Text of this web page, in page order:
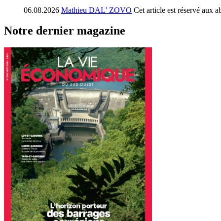
06.08.2026 Mathieu DAL’ ZOVO Cet article est réservé aux
Notre dernier magazine